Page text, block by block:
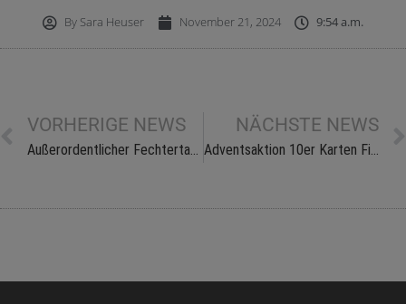
By Sara Heuser November 21, 2024 9:54 a.m.
VORHERIGE NEWS
Außerordentlicher Fechtertag wählt Robert Schmier zum neuen Präsidenten
NÄCHSTE NEWS
Adventsaktion 10er Karten FiTROPOLIS